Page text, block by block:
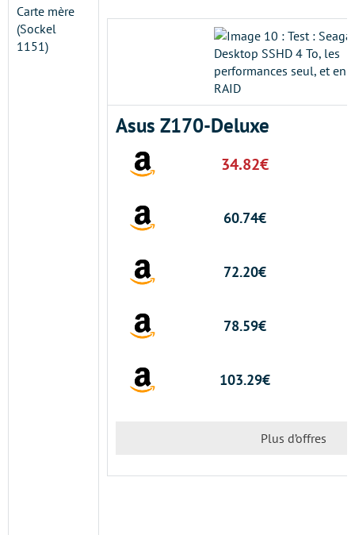
Carte mère
(Sockel
1151)
Asus Z170-Deluxe
34.82€
60.74€
72.20€
78.59€
103.29€
Plus d’offres